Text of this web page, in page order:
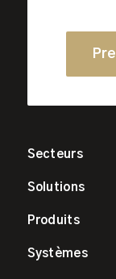
Secteurs
Solutions
Produits
Systèmes